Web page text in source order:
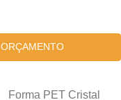
ORÇAMENTO